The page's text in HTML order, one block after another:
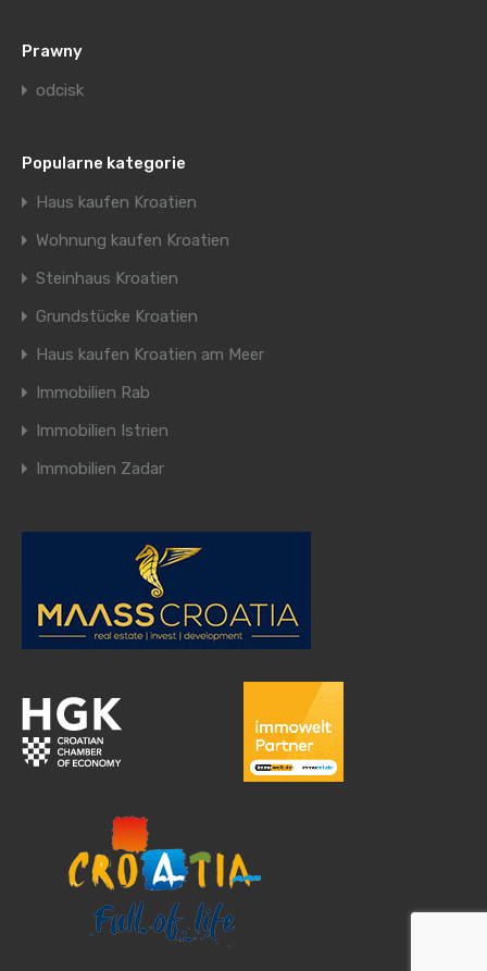
Prawny
odcisk
Popularne kategorie
Haus kaufen Kroatien
Wohnung kaufen Kroatien
Steinhaus Kroatien
Grundstücke Kroatien
Haus kaufen Kroatien am Meer
Immobilien Rab
Immobilien Istrien
Immobilien Zadar